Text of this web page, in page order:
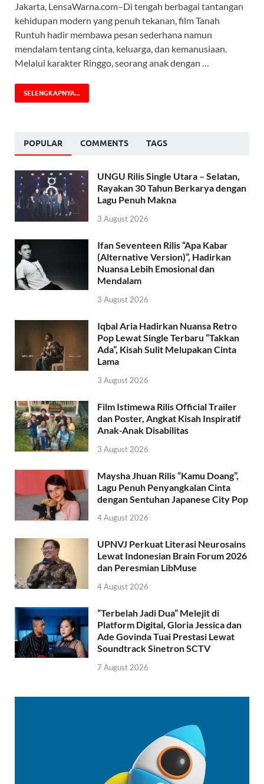
Jakarta, LensaWarna.com–Di tengah berbagai tantangan
kehidupan modern yang penuh tekanan, film Tanah
Runtuh hadir membawa pesan sederhana namun
mendalam tentang cinta, keluarga, dan kemanusiaan.
Melalui karakter Ringgo, seorang anak dengan …
SELENGKAPNYA...
POPULAR COMMENTS TAGS
UNGU Rilis Single Utara – Selatan,
Rayakan 30 Tahun Berkarya dengan
Lagu Penuh Makna
3 August 2026
Ifan Seventeen Rilis “Apa Kabar
(Alternative Version)”, Hadirkan
Nuansa Lebih Emosional dan
Mendalam
3 August 2026
Iqbal Aria Hadirkan Nuansa Retro
Pop Lewat Single Terbaru “Takkan
Ada”, Kisah Sulit Melupakan Cinta
Lama
3 August 2026
Film Istimewa Rilis Official Trailer
dan Poster, Angkat Kisah Inspiratif
Anak-Anak Disabilitas
3 August 2026
Maysha Jhuan Rilis “Kamu Doang”,
Lagu Penuh Penyangkalan Cinta
dengan Sentuhan Japanese City Pop
4 August 2026
UPNVJ Perkuat Literasi Neurosains
Lewat Indonesian Brain Forum 2026
dan Peresmian LibMuse
4 August 2026
“Terbelah Jadi Dua” Melejit di
Platform Digital, Gloria Jessica dan
Ade Govinda Tuai Prestasi Lewat
Soundtrack Sinetron SCTV
7 August 2026